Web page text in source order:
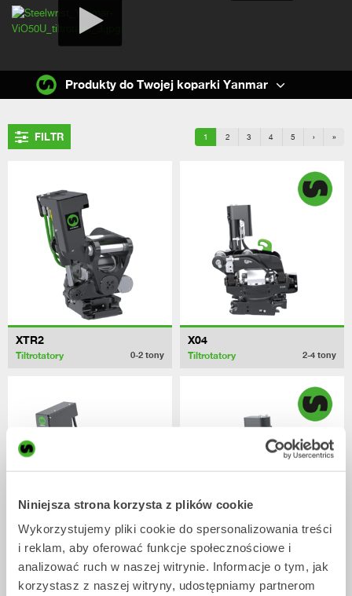
Niniejsza strona korzysta z plików cookie
Wykorzystujemy pliki cookie do spersonalizowania treści
i reklam, aby oferować funkcje społecznościowe i
analizować ruch w naszej witrynie. Informacje o tym, jak
korzystasz z naszej witryny, udostępniamy partnerom
FILTR 1 2 3 4 5 › »
XTR2
Tiltrotatory 0-2 tony
X04
Tiltrotatory 2-4 tony
XTR7
Tiltrotatory 4-7tony
X07
Tiltrotatory 5-7tony
Produkty do Twojej koparki Yanmar